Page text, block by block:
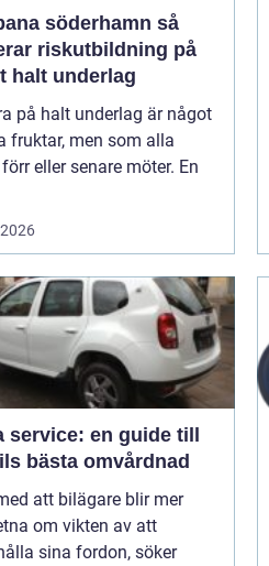
söderhamn så
riskutbildning på
halt underlag
på halt underlag är något
fruktar, men som alla
eller senare möter. En
service: en guide till
bästa omvårdnad
att bilägare blir mer
om vikten av att
sina fordon, söker